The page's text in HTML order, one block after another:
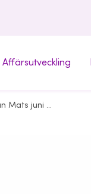
Affärsutveckling
VD-ord från Mats juni 2024